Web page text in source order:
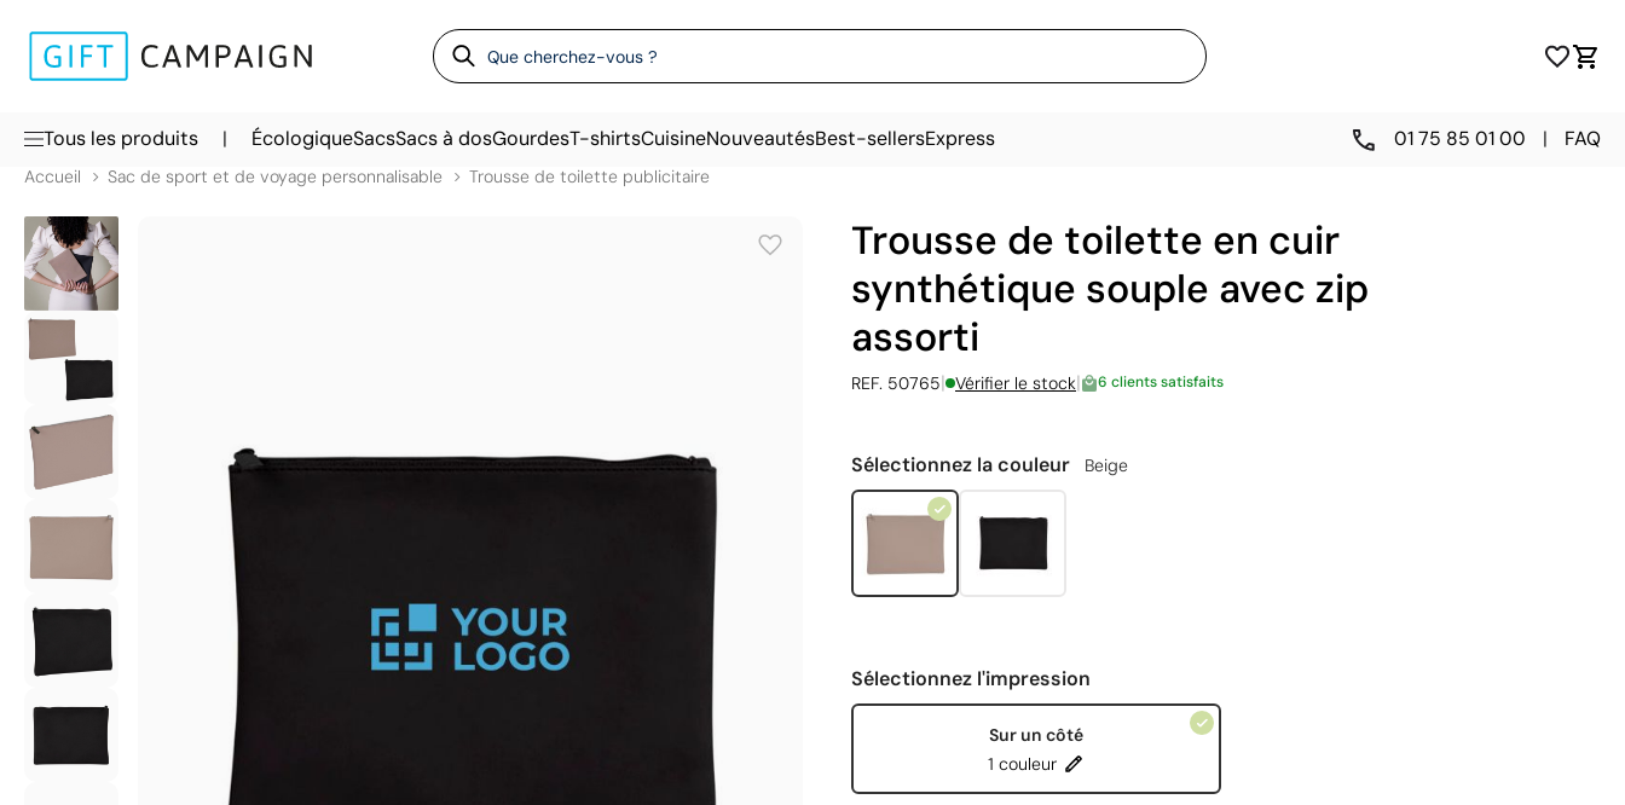
Tous les produits | ÉcologiqueSacsSacs à dosGourdesT-shirtsCuisineNouveautésBest-sellersExpress 01 75 85 01 00 | FAQ
Accueil Sac de sport et de voyage personnalisable Trousse de toilette publicitaire
Trousse de toilette en cuir
synthétique souple avec zip
assorti
REF. 50765| Vérifier le stock| 6 clients satisfaits
Sélectionnez la couleur Beige
Sélectionnez l'impression
Sur un côté
1 couleur